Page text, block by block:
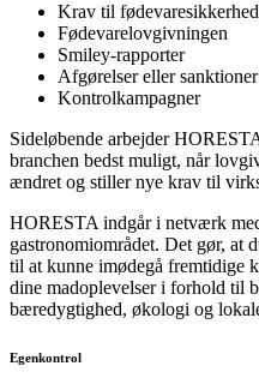
Krav til fødevaresikkerhed
Fødevarelovgivningen
Smiley-rapporter
Afgørelser eller
Kontrolkampagner
Sideløbende arbejder
branchen bedst muligt, når
ændret og stiller nye krav til
HORESTA indgår i netværk
gastronomiområdet. Det gør, at
til at kunne imødegå fremtidige
dine madoplevelser i forhold til
bæredygtighed, økologi og
Egenkontrol